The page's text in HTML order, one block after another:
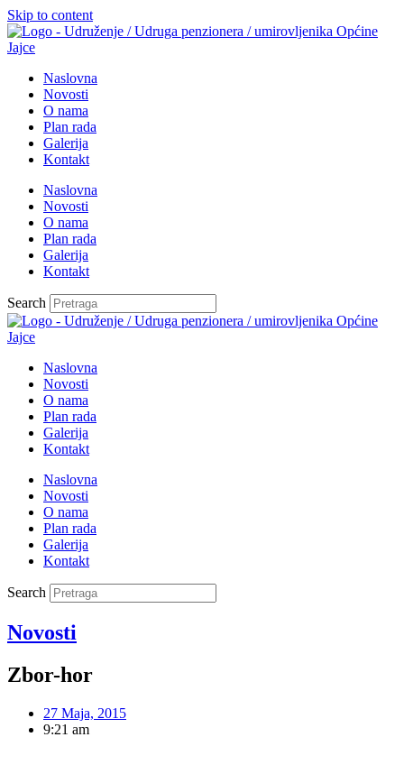
Skip to content
Naslovna
Novosti
O nama
Plan rada
Galerija
Kontakt
Naslovna
Novosti
O nama
Plan rada
Galerija
Kontakt
Search
Naslovna
Novosti
O nama
Plan rada
Galerija
Kontakt
Naslovna
Novosti
O nama
Plan rada
Galerija
Kontakt
Search
Novosti
Zbor-hor
27 Maja, 2015
9:21 am